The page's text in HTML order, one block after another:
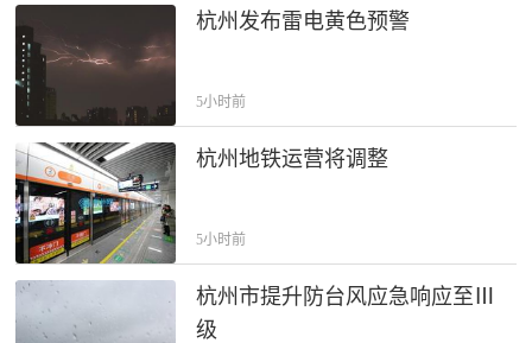
杭州发布雷电黄色预警
5小时前
杭州地铁运营将调整
5小时前
杭州市提升防台风应急响应至Ⅲ
级